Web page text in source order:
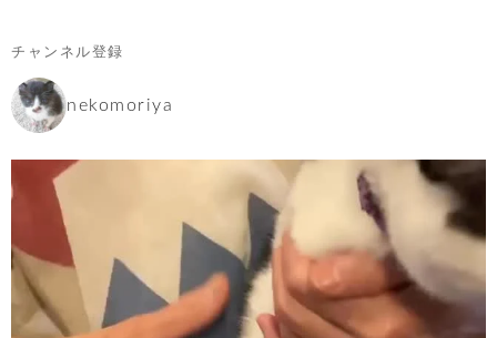
チャンネル登録
nekomoriya